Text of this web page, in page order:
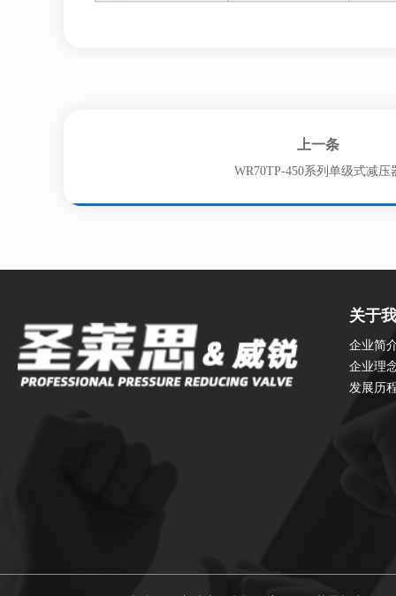
上一条
WR70TP-450系列单级式减压
关于
企业简
企业理
发展历